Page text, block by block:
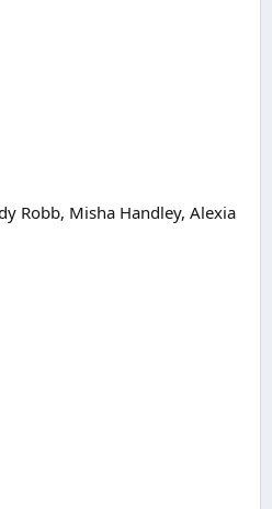
Robb, Misha Handley, Alexia